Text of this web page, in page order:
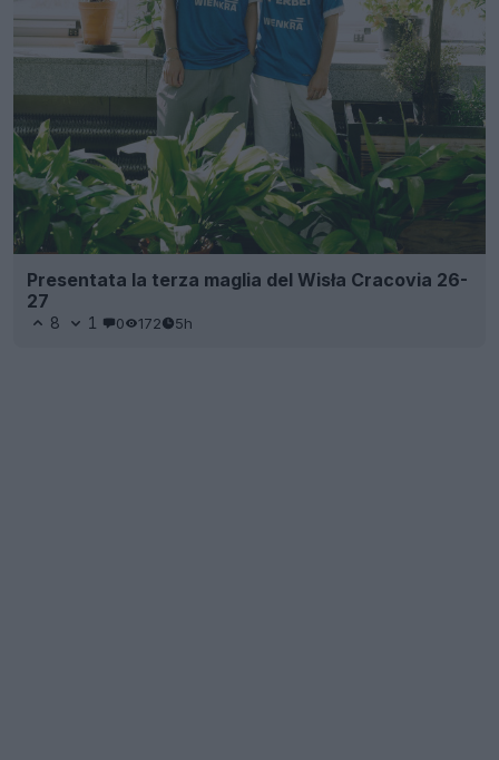
Presentata la terza maglia del Wisła Cracovia 26-
27
8 1 0 172 5h